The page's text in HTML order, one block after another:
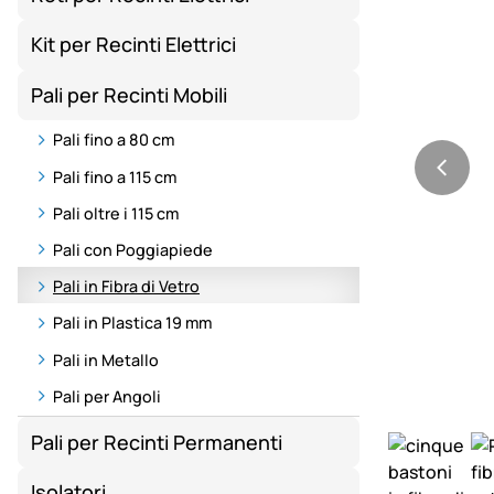
Kit per Recinti Elettrici
Pali per Recinti Mobili
Pali fino a 80 cm
Pali fino a 115 cm
Pali oltre i 115 cm
Pali con Poggiapiede
Pali in Fibra di Vetro
Pali in Plastica 19 mm
Pali in Metallo
Pali per Angoli
Pali per Recinti Permanenti